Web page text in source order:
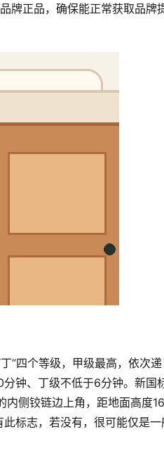
牌正品，确保能正常获取品牌
”四个等级，甲级最高，依次递
钟、丁级不低于6分钟。新国
内侧铰链边上角，距地面高度
标志，若没有，很可能仅是一